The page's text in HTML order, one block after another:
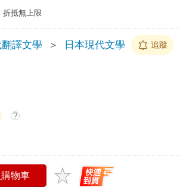
折抵無上限
譯文學 ＞ 日本現代文學 追蹤
?
物車